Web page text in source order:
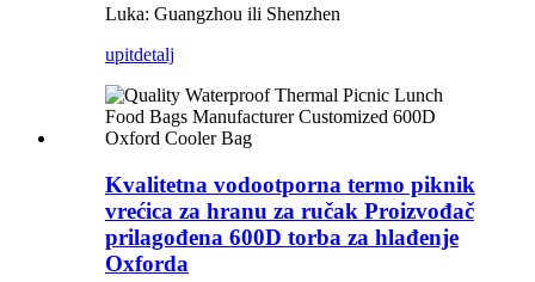
Luka: Guangzhou ili Shenzhen
upitdetalj
Kvalitetna vodootporna termo piknik
vrećica za hranu za ručak Proizvođač
prilagođena 600D torba za hlađenje
Oxforda